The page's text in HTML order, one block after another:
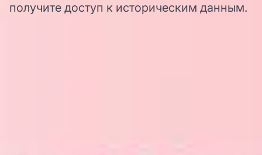
получите доступ к историческим данным.